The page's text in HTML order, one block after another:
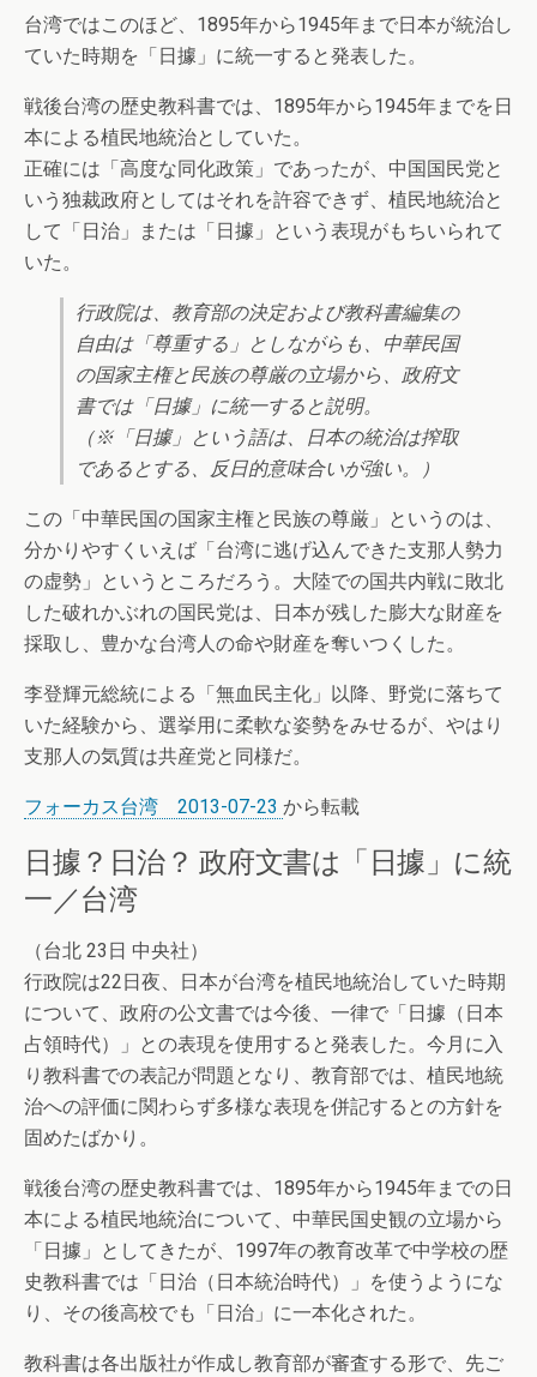
台湾ではこのほど、1895年から1945年まで日本が統治し
ていた時期を「日據」に統一すると発表した。
戦後台湾の歴史教科書では、1895年から1945年までを日
本による植民地統治としていた。
正確には「高度な同化政策」であったが、中国国民党と
いう独裁政府としてはそれを許容できず、植民地統治と
して「日治」または「日據」という表現がもちいられて
いた。
行政院は、教育部の決定および教科書編集の
自由は「尊重する」としながらも、中華民国
の国家主権と民族の尊厳の立場から、政府文
書では「日據」に統一すると説明。
（※「日據」という語は、日本の統治は搾取
であるとする、反日的意味合いが強い。）
この「中華民国の国家主権と民族の尊厳」というのは、
分かりやすくいえば「台湾に逃げ込んできた支那人勢力
の虚勢」というところだろう。大陸での国共内戦に敗北
した破れかぶれの国民党は、日本が残した膨大な財産を
採取し、豊かな台湾人の命や財産を奪いつくした。
李登輝元総統による「無血民主化」以降、野党に落ちて
いた経験から、選挙用に柔軟な姿勢をみせるが、やはり
支那人の気質は共産党と同様だ。
フォーカス台湾 2013-07-23 から転載
日據？日治？ 政府文書は「日據」に統
一／台湾
（台北 23日 中央社）
行政院は22日夜、日本が台湾を植民地統治していた時期
について、政府の公文書では今後、一律で「日據（日本
占領時代）」との表現を使用すると発表した。今月に入
り教科書での表記が問題となり、教育部では、植民地統
治への評価に関わらず多様な表現を併記するとの方針を
固めたばかり。
戦後台湾の歴史教科書では、1895年から1945年までの日
本による植民地統治について、中華民国史観の立場から
「日據」としてきたが、1997年の教育改革で中学校の歴
史教科書では「日治（日本統治時代）」を使うようにな
り、その後高校でも「日治」に一本化された。
教科書は各出版社が作成し教育部が審査する形で、先ご